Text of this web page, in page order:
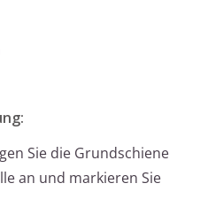
Sie die Grundschiene
an und markieren Sie